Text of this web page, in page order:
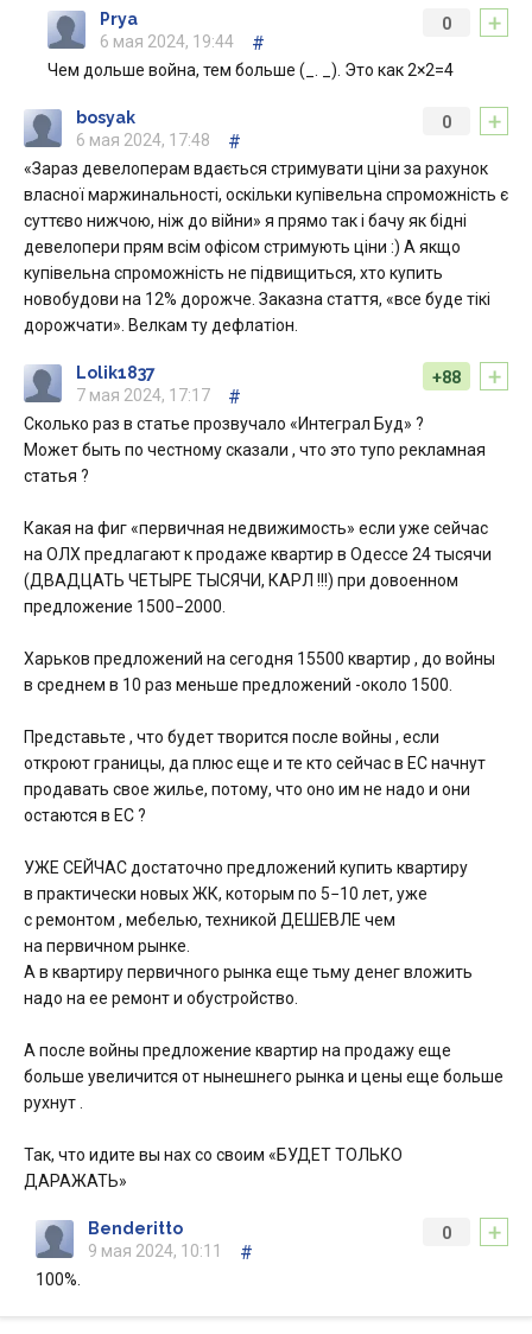
+
0
Prya
6 мая 2024, 19:44
#
Чем дольше война, тем больше (_. _). Это как 2×2=4
+
0
bosyak
6 мая 2024, 17:48
#
«Зараз девелоперам вдається стримувати ціни за рахунок
власної маржинальності, оскільки купівельна спроможність є
суттєво нижчою, ніж до війни» я прямо так і бачу як бідні
девелопери прям всім офісом стримують ціни :) А якщо
купівельна спроможність не підвищиться, хто купить
новобудови на 12% дорожче. Заказна стаття, «все буде тікі
дорожчати». Велкам ту дефлатіон.
+
+88
Lolik1837
7 мая 2024, 17:17
#
Сколько раз в статье прозвучало «Интеграл Буд» ?
Может быть по честному сказали , что это тупо рекламная
статья ?
Какая на фиг «первичная недвижимость» если уже сейчас
на ОЛХ предлагают к продаже квартир в Одессе 24 тысячи
(ДВАДЦАТЬ ЧЕТЫРЕ ТЫСЯЧИ, КАРЛ !!!) при довоенном
предложение 1500−2000.
Харьков предложений на сегодня 15500 квартир , до войны
в среднем в 10 раз меньше предложений -около 1500.
Представьте , что будет творится после войны , если
откроют границы, да плюс еще и те кто сейчас в ЕС начнут
продавать свое жилье, потому, что оно им не надо и они
остаются в ЕС ?
УЖЕ СЕЙЧАС достаточно предложений купить квартиру
в практически новых ЖК, которым по 5−10 лет, уже
с ремонтом , мебелью, техникой ДЕШЕВЛЕ чем
на первичном рынке.
А в квартиру первичного рынка еще тьму денег вложить
надо на ее ремонт и обустройство.
А после войны предложение квартир на продажу еще
больше увеличится от нынешнего рынка и цены еще больше
рухнут .
Так, что идите вы нах со своим «БУДЕТ ТОЛЬКО
ДАРАЖАТЬ»
+
0
Benderitto
9 мая 2024, 10:11
#
100%.